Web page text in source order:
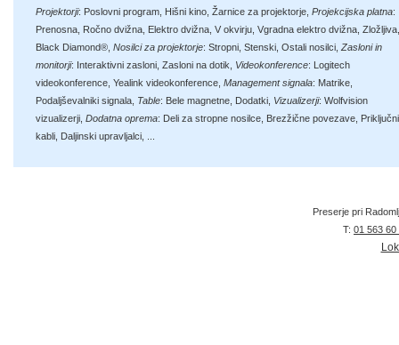
Projektorji: Poslovni program Hišni kino Žarnice za projektorje Projekcijska platna:
Prenosna Ročno dvižna Elektro dvižna V okvirju Vgradna elektro dvižna Zložljiva
Black Diamond® Nosilci za projektorje: Stropni Stenski Ostali nosilci Zasloni in
monitorji: Interaktivni zasloni Zasloni na dotik Videokonference: Logitech
videokonference Yealink videokonference Management signala: Matrike
Podaljševalniki signala Table: Bele magnetne Dodatki Vizualizerji: Wolfvision
vizualizerji Dodatna oprema: Deli za stropne nosilce Brezžične povezave Priključni
kabli Daljinski upravljalci
Preserje pri
T: 01 563 60